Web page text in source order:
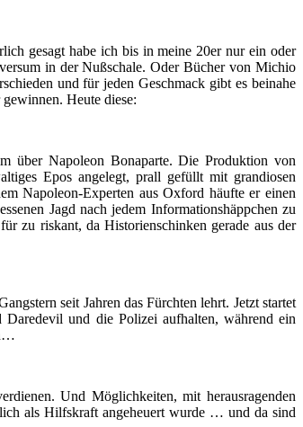
gesagt habe ich bis in meine 20er nur ein oder
in der Nußschale. Oder Bücher von Michio
und für jeden Geschmack gibt es beinahe
Heute diese:
über Napoleon Bonaparte. Die Produktion von
Epos angelegt, prall gefüllt mit grandiosen
Napoleon-Experten aus Oxford häufte er einen
Jagd nach jedem Informationshäppchen zu
zu riskant, da Historienschinken gerade aus der
seit Jahren das Fürchten lehrt. Jetzt startet
und die Polizei aufhalten, während ein
Und Möglichkeiten, mit herausragenden
als Hilfskraft angeheuert wurde … und da sind